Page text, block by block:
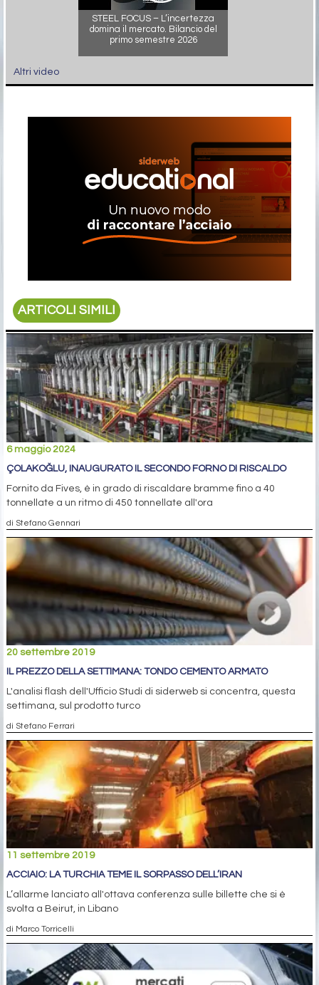
STEEL FOCUS – L’incertezza
domina il mercato. Bilancio del
primo semestre 2026
Altri video
ARTICOLI SIMILI
6 maggio 2024
ÇOLAKOĞLU, INAUGURATO IL SECONDO FORNO DI RISCALDO
Fornito da Fives, è in grado di riscaldare bramme fino a 40
tonnellate a un ritmo di 450 tonnellate all'ora
di Stefano Gennari
20 settembre 2019
IL PREZZO DELLA SETTIMANA: TONDO CEMENTO ARMATO
L'analisi flash dell'Ufficio Studi di siderweb si concentra, questa
settimana, sul prodotto turco
di Stefano Ferrari
11 settembre 2019
ACCIAIO: LA TURCHIA TEME IL SORPASSO DELL’IRAN
L’allarme lanciato all'ottava conferenza sulle billette che si è
svolta a Beirut, in Libano
di Marco Torricelli